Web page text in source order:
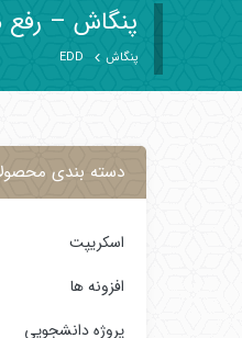
پنگاش –
پنگاش EDD
دسته بندی
اسکریپت
افزونه ها
پروژه دانشجویی